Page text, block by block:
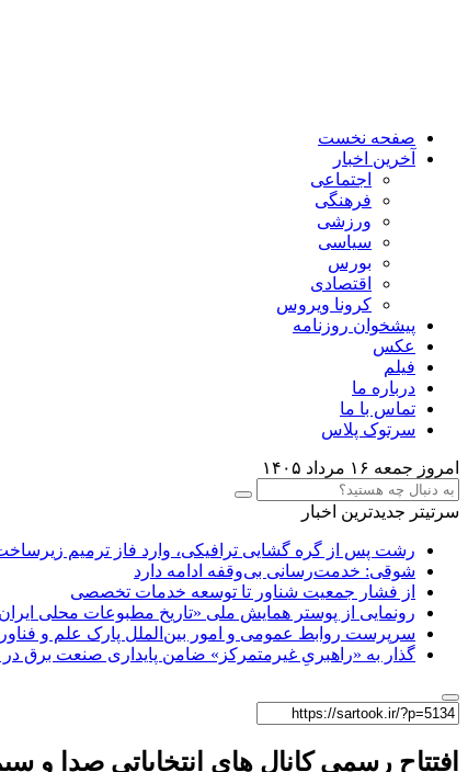
صفحه نخست
آخرین اخبار
اجتماعی
فرهنگی
ورزشی
سیاسی
بورس
اقتصادی
کرونا ویروس
پیشخوان روزنامه
عکس
فیلم
درباره ما
تماس با ما
سرتوک پلاس
امروز جمعه ۱۶ مرداد ۱۴۰۵
سرتیتر جدیدترین اخبار
رشت پس از گره گشایی ترافیکی، وارد فاز ترمیم
شوقی: خدمت‌رسانی بی‌وقفه ادامه دارد
از فشار جمعیت شناور تا توسعه خدمات تخصصی
رونمایی از پوستر همایش ملی «تاریخ مطبوعات محلی ایران؛
سرپرست روابط عمومی و امور بین‌الملل پارک علم و
گذار به «راهبریِ غیرمتمرکز» ضامن پایداری صنعت برق
افتتاح رسمی کانال های انتخاباتی صدا و